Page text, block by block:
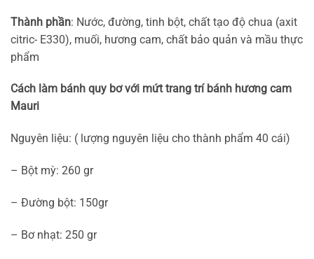
Thành phần: Nước, đường, tinh bột, chất tạo độ chua (axit
citric- E330), muối, hương cam, chất bảo quản và mầu thực
phẩm
Cách làm bánh quy bơ với mứt trang trí bánh hương cam
Mauri
Nguyên liệu: ( lượng nguyên liệu cho thành phẩm 40 cái)
– Bột mỳ: 260 gr
– Đường bột: 150gr
– Bơ nhạt: 250 gr